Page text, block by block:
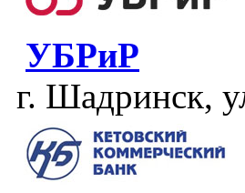
УБРиР
г. Шадринск,